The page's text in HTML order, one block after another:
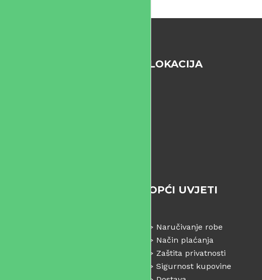
LOKACIJA
OPĆI UVJETI
> Naručivanje robe
> Način plaćanja
> Zaštita privatnosti
> Sigurnost kupovine